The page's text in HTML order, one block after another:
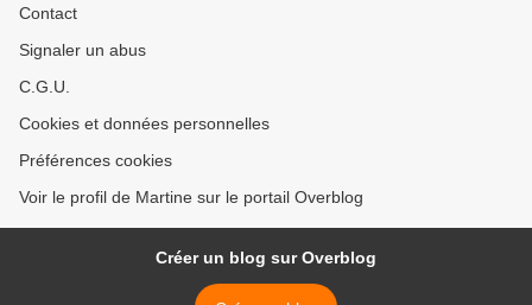
Contact
Signaler un abus
C.G.U.
Cookies et données personnelles
Préférences cookies
Voir le profil de Martine sur le portail Overblog
Créer un blog sur Overblog